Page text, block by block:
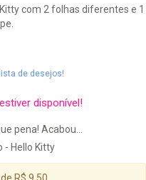
com 2 folhas diferentes e 1
de desejos!
disponível!
pena! Acabou...
- Hello Kitty